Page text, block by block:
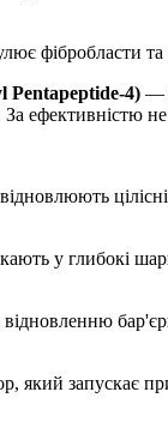
фібробласти
Pentapeptide-4) —
ефективністю
відновлюють
у глибокі
відновленню
який запускає